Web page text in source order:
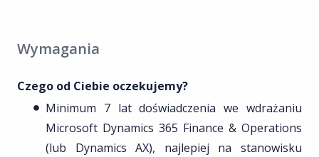
Wymagania
Czego od Ciebie oczekujemy?
Minimum 7 lat doświadczenia we wdrażaniu
Microsoft Dynamics 365 Finance & Operations
(lub Dynamics AX), najlepiej na stanowisku